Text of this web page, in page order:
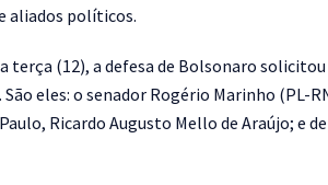
aliados políticos.
terça (12), a defesa de Bolsonaro
São eles: o senador Rogério Marinho (PL-
Ricardo Augusto Mello de Araújo; e